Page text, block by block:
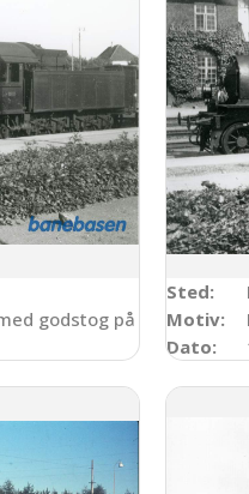
godstog på Padborg
Sted:
Motiv:
Dato: